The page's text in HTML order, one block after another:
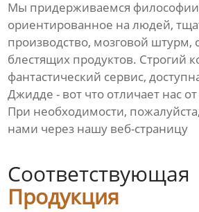
Мы придерживаемся
ориентированное на людей,
производство, мозговой штурм,
блестящих продуктов. Строгий
фантастический сервис,
Джидде - вот что отличает нас
При необходимости,
нами через нашу веб-страницу
Соответствующая
Продукция